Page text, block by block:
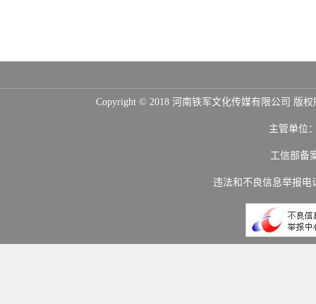
Copyright © 2018 河南铁军文化传媒有限公司 版
主管单位
工信部备
违法和不良信息举报